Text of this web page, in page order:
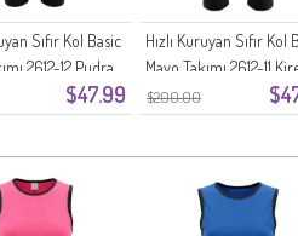
$47.99
Sıfır Kol Basic
2612-12 Pudra
$200.00
Hızlı Kuruyan Sıfır Kol
Mayo Takımı 2612-11